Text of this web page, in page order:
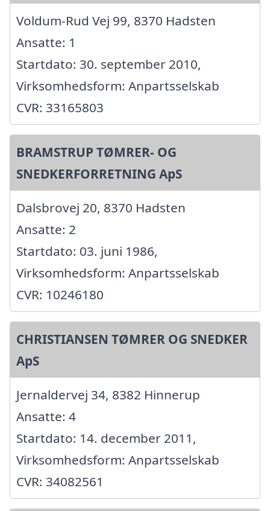
Voldum-Rud Vej 99, 8370 Hadsten
Ansatte: 1
Startdato: 30. september 2010,
Virksomhedsform: Anpartsselskab
CVR: 33165803
BRAMSTRUP TØMRER- OG
SNEDKERFORRETNING ApS
Dalsbrovej 20, 8370 Hadsten
Ansatte: 2
Startdato: 03. juni 1986,
Virksomhedsform: Anpartsselskab
CVR: 10246180
CHRISTIANSEN TØMRER OG SNEDKER
ApS
Jernaldervej 34, 8382 Hinnerup
Ansatte: 4
Startdato: 14. december 2011,
Virksomhedsform: Anpartsselskab
CVR: 34082561